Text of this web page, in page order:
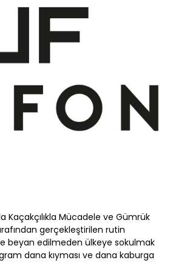
Kaçakçılıkla Mücadele ve Gümrük
gerçekleştirilen rutin
beyan edilmeden ülkeye sokulmak
dana kıyması ve dana kaburga